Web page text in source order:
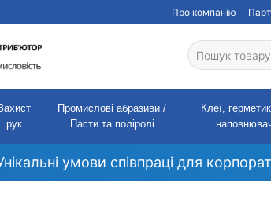
Про компанію
рук
Промислові абразиви /
Пасти та поліролі
Клеї,
умови співпраці для